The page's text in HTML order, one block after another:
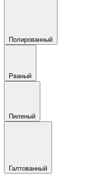
Полированный
Рваный
Пиленый
Галтованный